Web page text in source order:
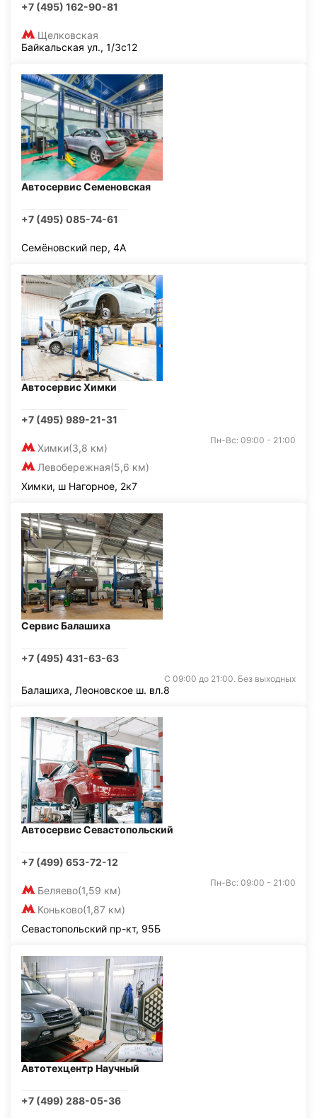
+7 (495) 162-90-81
Щелковская
Байкальская ул., 1/3с12
Автосервис Семеновская
+7 (495) 085-74-61
Семёновский пер, 4А
Автосервис Химки
+7 (495) 989-21-31
Химки(3,8 км)
Левобережная(5,6 км)
Пн-Вс: 09:00 - 21:00
Химки, ш Нагорное, 2к7
Сервис Балашиха
+7 (495) 431-63-63
С 09:00 до 21:00. Без выходных
Балашиха, Леоновское ш. вл.8
Автосервис Севастопольский
+7 (499) 653-72-12
Беляево(1,59 км)
Коньково(1,87 км)
Пн-Вс: 09:00 - 21:00
Севастопольский пр-кт, 95Б
Автотехцентр Научный
+7 (499) 288-05-36